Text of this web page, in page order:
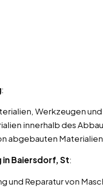
:
Werkzeugen
innerhalb des
abgebauten
Baiersdorf, St:
und Reparatur von